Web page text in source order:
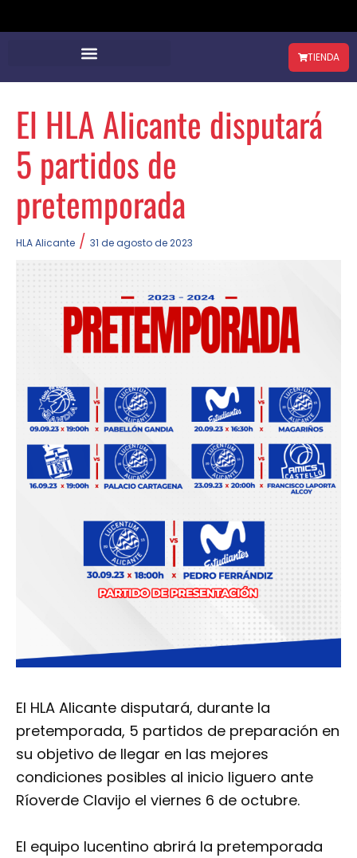
TIENDA
El HLA Alicante disputará
5 partidos de
pretemporada
HLA Alicante / 31 de agosto de 2023
El HLA Alicante disputará, durante la
pretemporada, 5 partidos de preparación en
su objetivo de llegar en las mejores
condiciones posibles al inicio liguero ante
Ríoverde Clavijo el viernes 6 de octubre.
El equipo lucentino abrirá la pretemporada